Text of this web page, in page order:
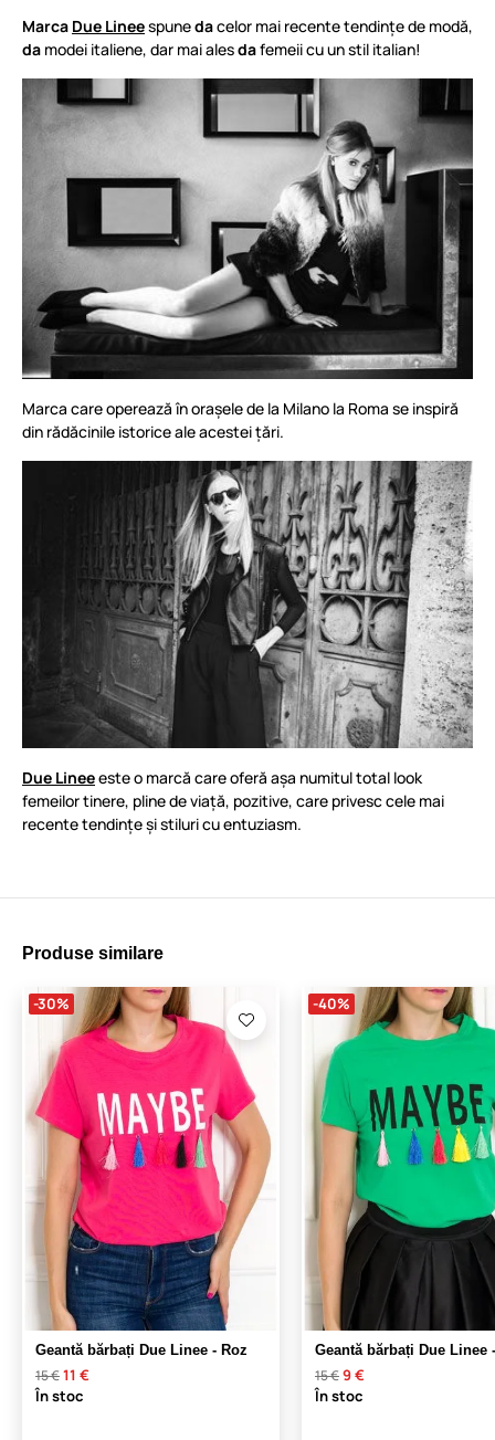
Marca Due Lineespunedacelor mai recente tendințe de modă,
da modei italiene, dar mai alesdafemeii cu un stil italian!
Marca care operează în orașele de la Milano la Roma se inspiră
din rădăcinile istorice ale acestei țări.
Due Lineeeste o marcă care oferă așa numitul total look
femeilor tinere, pline de viață, pozitive, care privesc cele mai
recente tendințe și stiluri cu entuziasm.
Produse similare
-30%
Geantă bărbați Due Linee - Roz
15 €11 €
În stoc
-40%
Geantă bărbați Due Linee
15 €9 €
În stoc